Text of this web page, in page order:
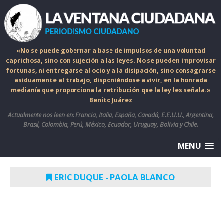
«No se puede gobernar a base de impulsos de una voluntad
caprichosa, sino con sujeción a las leyes. No se pueden improvisar
fortunas, ni entregarse al ocio y a la disipación, sino consagrarse
asiduamente al trabajo, disponiéndose a vivir, en la honrada
medianía que proporciona la retribución que la ley les señala.»
Benito Juárez
Actualmente nos leen en: Francia, Italia, España, Canadá, E.E.U.U., Argentina,
Brasil, Colombia, Perú, México, Ecuador, Uruguay, Bolivia y Chile.
MENU
ERIC DUQUE - PAOLA BLANCO